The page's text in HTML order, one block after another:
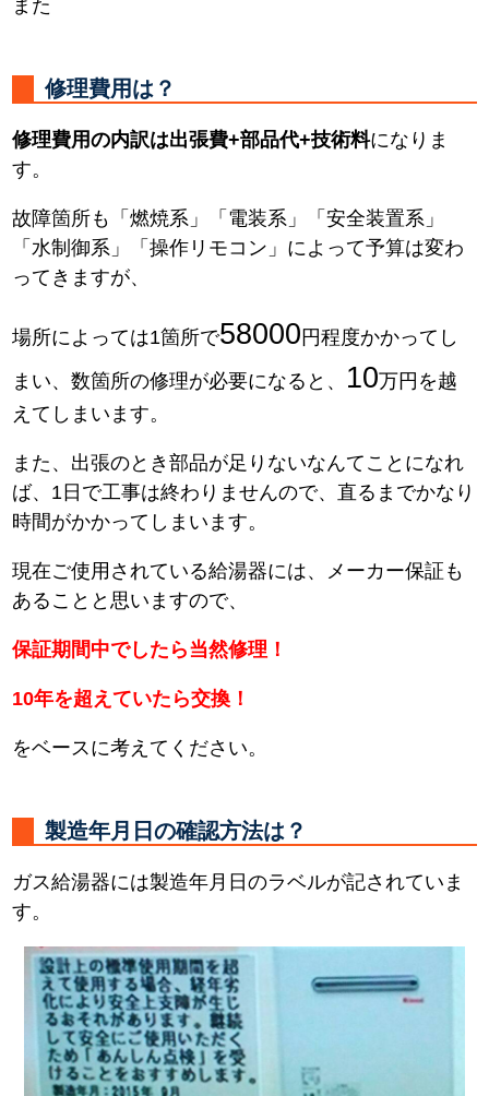
また
修理費用は？
修理費用の内訳は出張費+部品代+技術料になりま
す。
故障箇所も「燃焼系」「電装系」「安全装置系」
「水制御系」「操作リモコン」によって予算は変わ
ってきますが、
場所によっては1箇所で58000 円程度かかってし
まい、数箇所の修理が必要になると、 10万円を越
えてしまいます。
また、出張のとき部品が足りないなんてことになれ
ば、1日で工事は終わりませんので、直るまでかなり
時間がかかってしまいます。
現在ご使用されている給湯器には、メーカー保証も
あることと思いますので、
保証期間中でしたら当然修理！
10年を超えていたら交換！
をベースに考えてください。
製造年月日の確認方法は？
ガス給湯器には製造年月日のラベルが記されていま
す。